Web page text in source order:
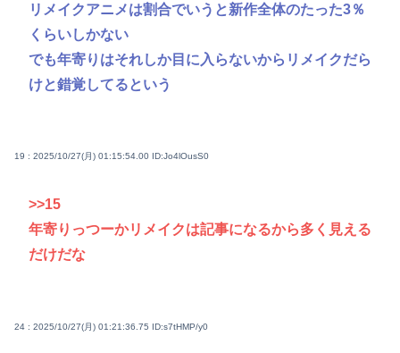
リメイクアニメは割合でいうと新作全体のたった3％
くらいしかない
でも年寄りはそれしか目に入らないからリメイクだら
けと錯覚してるという
19 : 2025/10/27(月) 01:15:54.00 ID:Jo4lOusS0
>>15
年寄りっつーかリメイクは記事になるから多く見える
だけだな
24 : 2025/10/27(月) 01:21:36.75 ID:s7tHMP/y0